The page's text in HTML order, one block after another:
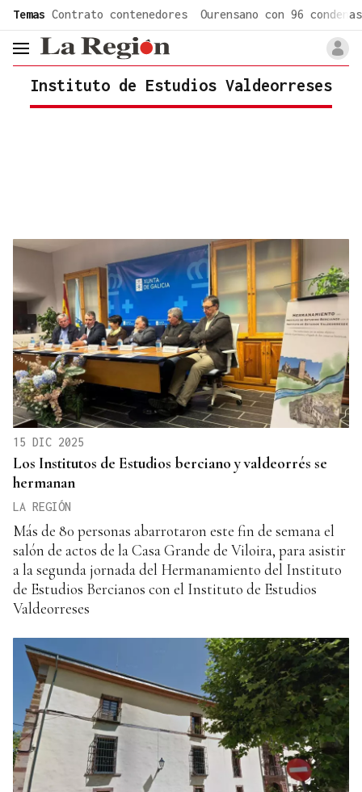
Temas Contrato contenedores Ourensano con 96 condenas
header.menu.open
Instituto de Estudios Valdeorreses
15 DIC 2025
Los Institutos de Estudios berciano y valdeorrés se
hermanan
LA REGIÓN
Más de 80 personas abarrotaron este fin de semana el
salón de actos de la Casa Grande de Viloira, para asistir
a la segunda jornada del Hermanamiento del Instituto
de Estudios Bercianos con el Instituto de Estudios
Valdeorreses